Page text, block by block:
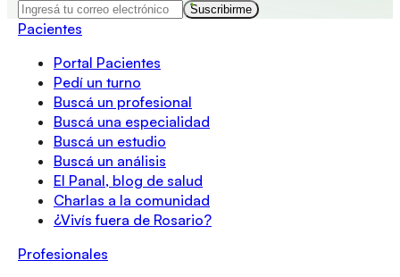
Suscribirme
Pacientes
Portal Pacientes
Pedí un turno
Buscá un profesional
Buscá una especialidad
Buscá un estudio
Buscá un análisis
El Panal, blog de salud
Charlas a la comunidad
¿Vivís fuera de Rosario?
Profesionales